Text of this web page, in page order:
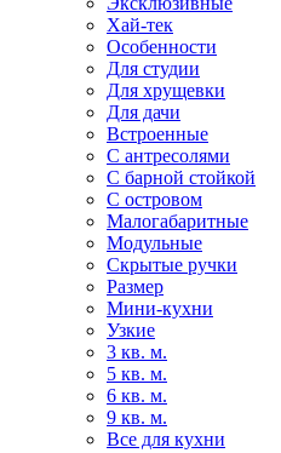
Хай-тек
Особенности
Для студии
Для хрущевки
Для дачи
Встроенные
С антресолями
С барной стойкой
С островом
Малогабаритные
Модульные
Скрытые ручки
Размер
Мини-кухни
Узкие
3 кв. м.
5 кв. м.
6 кв. м.
9 кв. м.
Все для кухни